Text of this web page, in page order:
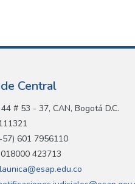
Central
# 53 - 37, CAN, Bogotá D.C.
601 7956110
018000 423713